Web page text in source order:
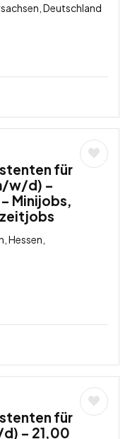
Deutschland
für
w/d) –
Minijobs,
Hessen,
für
– 21,00